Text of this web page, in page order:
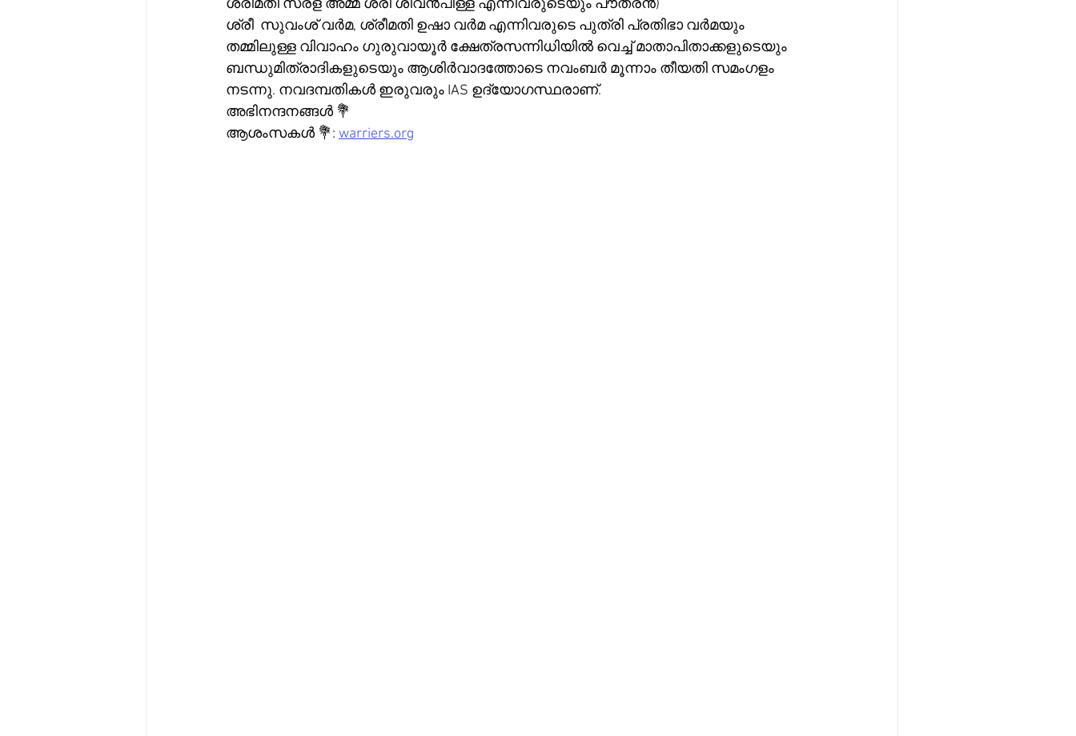
ശ്രീമതി സരള അമ്മ ശ്രീ ശിവൻപിള്ള എന്നിവരുടെയും പൗത്രൻ)
ശ്രീ  സുവംശ് വർമ, ശ്രീമതി ഉഷാ വർമ എന്നിവരുടെ പുത്രി പ്രതിഭാ വർമയും
തമ്മിലുള്ള വിവാഹം ഗുരുവായൂർ ക്ഷേത്രസന്നിധിയിൽ വെച്ച് മാതാപിതാക്കളുടെയും
ബന്ധുമിത്രാദികളുടെയും ആശിർവാദത്തോടെ നവംബർ മൂന്നാം തീയതി സമംഗളം
നടന്നു. നവദമ്പതികൾ ഇരുവരും IAS ഉദ്യോഗസ്ഥരാണ്.
അഭിനന്ദനങ്ങൾ 💐
ആശംസകൾ 💐: warriers.org